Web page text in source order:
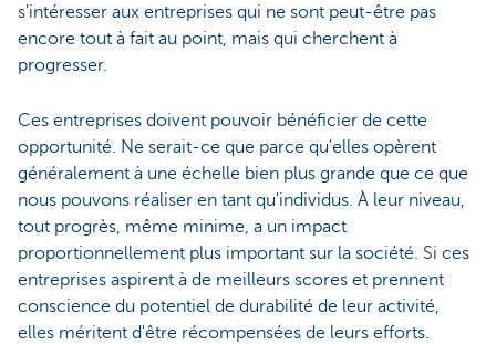
s'intéresser aux entreprises qui ne sont peut-être pas
encore tout à fait au point, mais qui cherchent à
progresser.
Ces entreprises doivent pouvoir bénéficier de cette
opportunité. Ne serait-ce que parce qu'elles opèrent
généralement à une échelle bien plus grande que ce que
nous pouvons réaliser en tant qu'individus. À leur niveau,
tout progrès, même minime, a un impact
proportionnellement plus important sur la société. Si ces
entreprises aspirent à de meilleurs scores et prennent
conscience du potentiel de durabilité de leur activité,
elles méritent d'être récompensées de leurs efforts.